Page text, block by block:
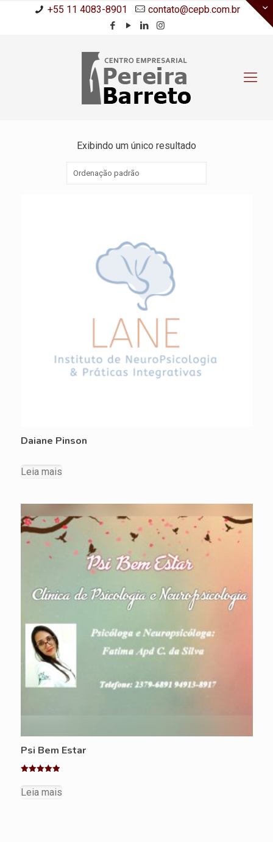
+55 11 4083-8901 contato@cepb.com.br
Exibindo um único resultado
Daiane Pinson
Leia mais
Psi Bem Estar
5.00
de 5
Leia mais